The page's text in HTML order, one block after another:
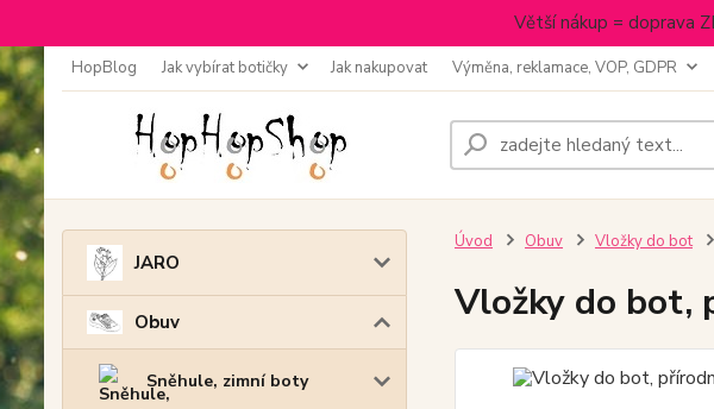
Větší nákup = doprava
HopBlog Jak vybírat botičky Jak nakupovat Výměna, reklamace, VOP, GDPR
JARO
Obuv
Sněhule, zimní boty
Úvod Obuv Vložky do bot
Vložky do bot,